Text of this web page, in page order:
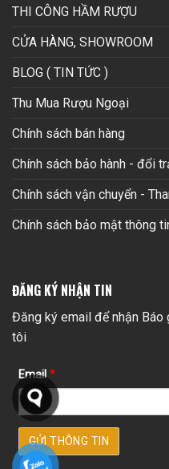
THI CÔNG HẦM RƯỢU
CỬA HÀNG, SHOWROOM
BLOG ( TIN TỨC )
Thu Mua Rượu Ngoại
Chính sách bán hàng
Chính sách bảo hành - đổi
Chính sách vận chuyển -
Chính sách bảo mật thông
ĐĂNG KÝ NHẬN TIN
Đăng ký email để nhận
tôi
Email *